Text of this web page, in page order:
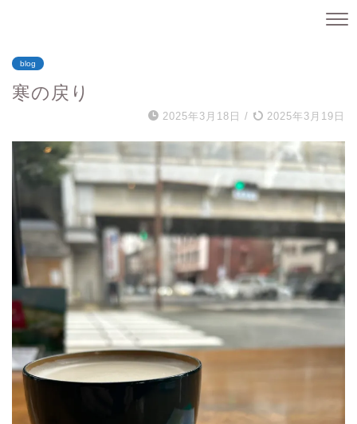
blog
寒の戻り
2025年3月18日 / 2025年3月19日